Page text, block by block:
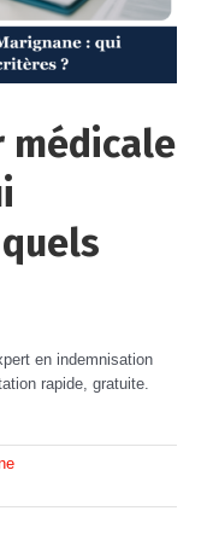
médicale
en indemnisation
rapide, gratuite.